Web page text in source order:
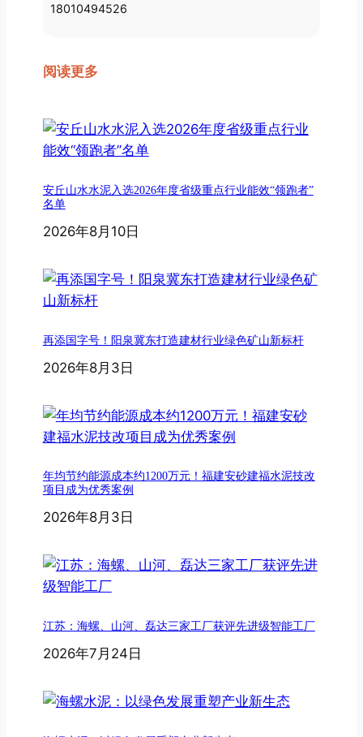
18010494526
阅读更多
安丘山水水泥入选2026年度省级重点行业能效“领跑者”
名单
2026年8月10日
再添国字号！阳泉冀东打造建材行业绿色矿山新标杆
2026年8月3日
年均节约能源成本约1200万元！福建安砂建福水泥技改
项目成为优秀案例
2026年8月3日
江苏：海螺、山河、磊达三家工厂获评先进级智能工厂
2026年7月24日